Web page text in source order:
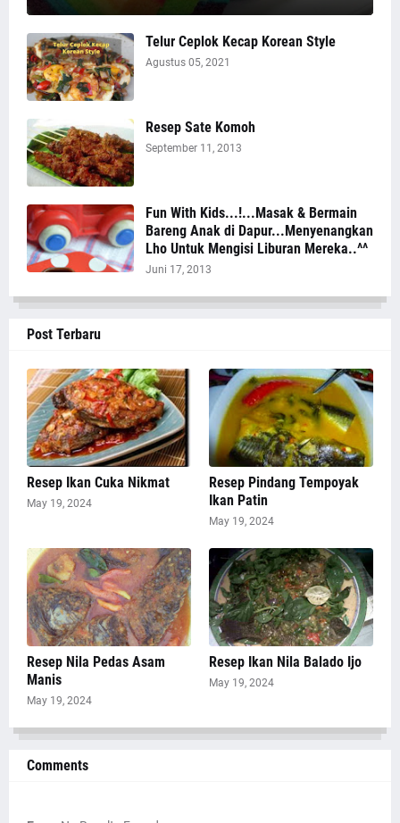
Telur Ceplok Kecap Korean Style
Agustus 05, 2021
Resep Sate Komoh
September 11, 2013
Fun With Kids...!...Masak & Bermain
Bareng Anak di Dapur...Menyenangkan
Lho Untuk Mengisi Liburan Mereka..^^
Juni 17, 2013
Post Terbaru
Resep Ikan Cuka Nikmat
May 19, 2024
Resep Pindang Tempoyak
Ikan Patin
May 19, 2024
Resep Nila Pedas Asam
Manis
May 19, 2024
Resep Ikan Nila Balado Ijo
May 19, 2024
Comments